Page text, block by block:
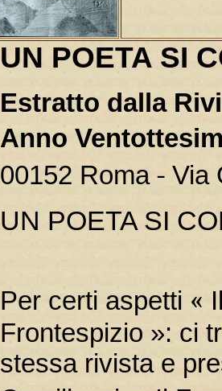
UN POETA SI
Estratto dalla
Anno
00152 Roma - Via
UN POETA SI
Per certi aspetti «
Frontespizio »: ci
stessa rivista e